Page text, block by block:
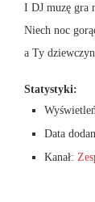
I DJ muzę gra
Niech noc
a Ty
Statystyki:
Data
Kanał: